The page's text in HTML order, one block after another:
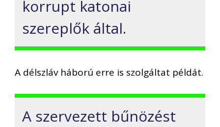
korrupt katonai
szereplők által.
A délszláv háború erre is szolgáltat példát.
A szervezett bűnözést